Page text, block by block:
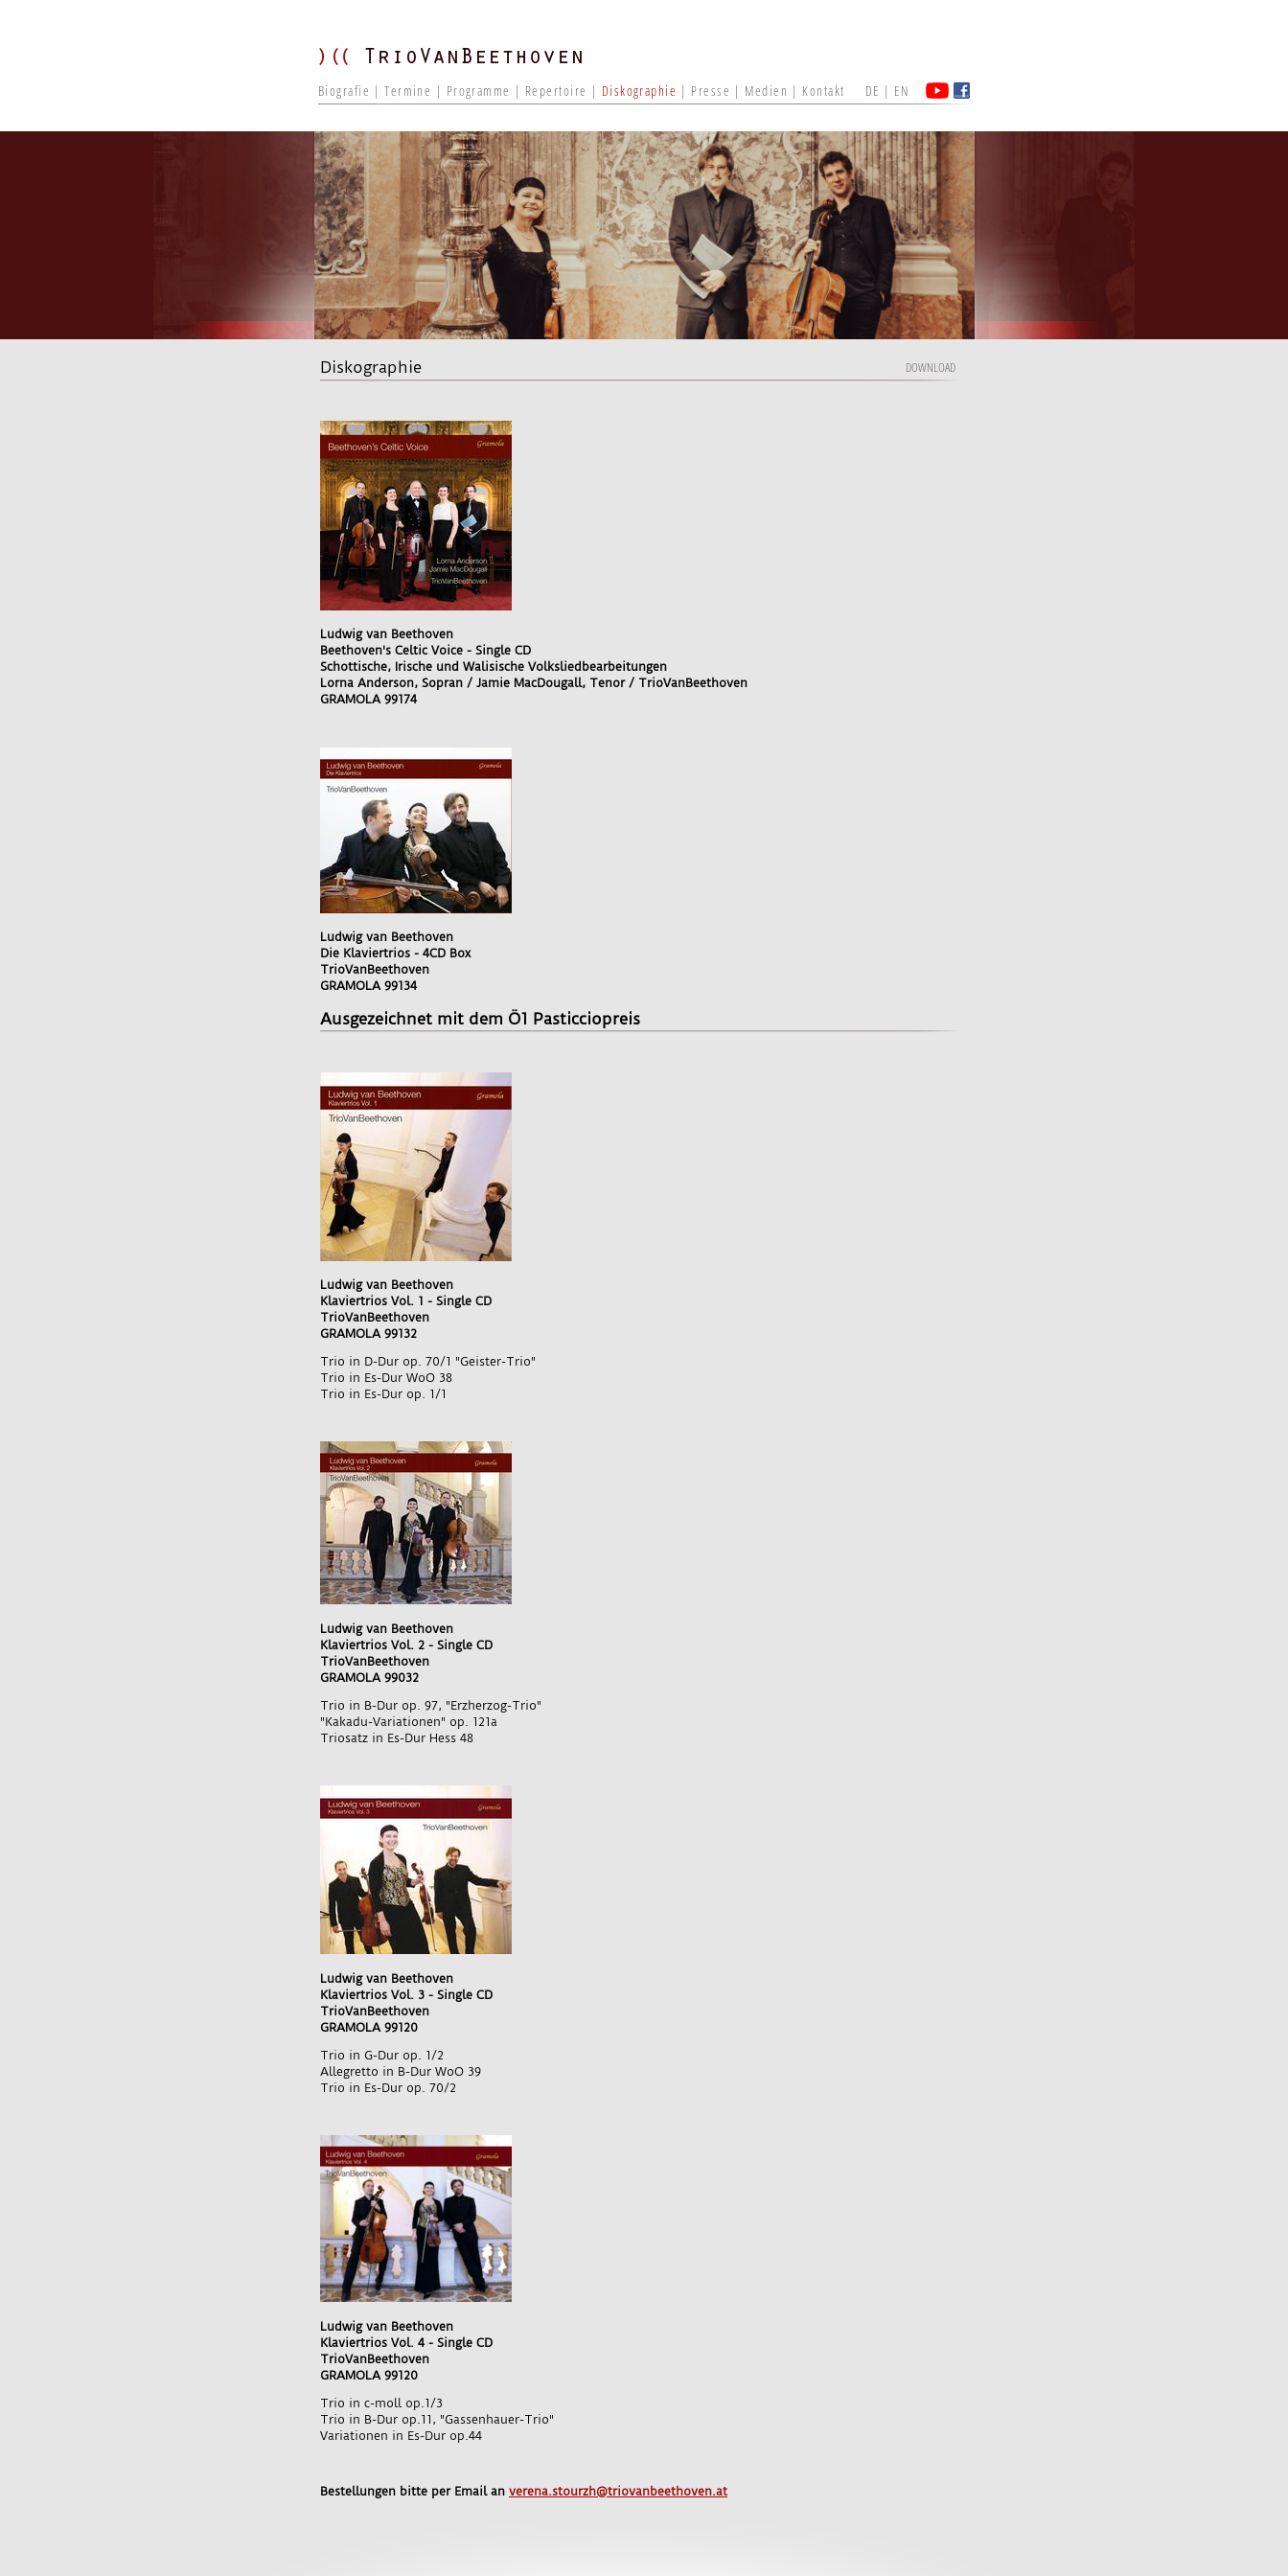
DE | EN
Biografie Termine Programme Repertoire Diskographie Presse Medien Kontakt
DOWNLOAD
Diskographie
Ludwig van Beethoven
Beethoven's Celtic Voice - Single CD
Schottische, Irische und Walisische Volksliedbearbeitungen
Lorna Anderson, Sopran / Jamie MacDougall, Tenor / TrioVanBeethoven
GRAMOLA 99174
Ludwig van Beethoven
Die Klaviertrios - 4CD Box
TrioVanBeethoven
GRAMOLA 99134
Ausgezeichnet mit dem Ö1 Pasticciopreis
Ludwig van Beethoven
Klaviertrios Vol. 1 - Single CD
TrioVanBeethoven
GRAMOLA 99132
Trio in D-Dur op. 70/1 "Geister-Trio"
Trio in Es-Dur WoO 38
Trio in Es-Dur op. 1/1
Ludwig van Beethoven
Klaviertrios Vol. 2 - Single CD
TrioVanBeethoven
GRAMOLA 99032
Trio in B-Dur op. 97, "Erzherzog-Trio"
"Kakadu-Variationen" op. 121a
Triosatz in Es-Dur Hess 48
Ludwig van Beethoven
Klaviertrios Vol. 3 - Single CD
TrioVanBeethoven
GRAMOLA 99120
Trio in G-Dur op. 1/2
Allegretto in B-Dur WoO 39
Trio in Es-Dur op. 70/2
Ludwig van Beethoven
Klaviertrios Vol. 4 - Single CD
TrioVanBeethoven
GRAMOLA 99120
Trio in c-moll op.1/3
Trio in B-Dur op.11, "Gassenhauer-Trio"
Variationen in Es-Dur op.44
Bestellungen bitte per Email an verena.stourzh@triovanbeethoven.at